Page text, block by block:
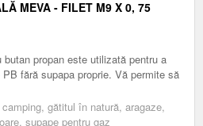
MEVA - FILET M9 X 0, 75
propan este utilizată pentru a
fără supapa proprie. Vă permite să
gătitul în natură, aragaze,
supape pentru gaz